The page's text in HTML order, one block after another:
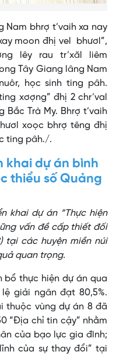
Nam bhrợ t’vaih xa nay
moon đhị vel bhươl”,
lêy rau tr’xăl liêm
Tây Giang lâng Nam
học sinh ting pâh.
xơợng” đhị 2 chr’val
Bắc Trà My. Bhrợ t’vaih
xoọc bhrợ têng đhị
ting pâh./.
khai dự án bình
thiểu số Quảng
khai dự án “Thực hiện
vấn đề cấp thiết đối
tại các huyện miền núi
quan trọng.
bổ thực hiện dự án qua
giải ngân đạt 80,5%.
thuộc vùng dự án 8 đã
“Địa chỉ tin cậy” nhằm
của bạo lực gia đình;
của sự thay đổi” tại